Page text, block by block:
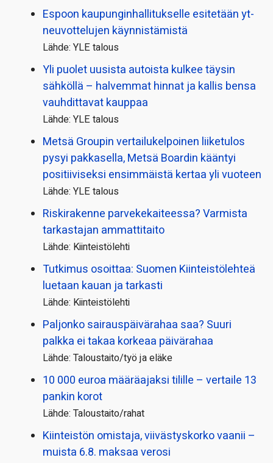
Espoon kaupungin­hallitukselle esitetään yt-
neuvottelujen käynnistämistä
Lähde: YLE talous
Yli puolet uusista autoista kulkee täysin
sähköllä – halvemmat hinnat ja kallis bensa
vauhdittavat kauppaa
Lähde: YLE talous
Metsä Groupin vertailu­kelpoinen liiketulos
pysyi pakkasella, Metsä Boardin kääntyi
positiiviseksi ensimmäistä kertaa yli vuoteen
Lähde: YLE talous
Riskirakenne parvekekaiteessa? Varmista
tarkastajan ammattitaito
Lähde: Kiinteistölehti
Tutkimus osoittaa: Suomen Kiinteistölehteä
luetaan kauan ja tarkasti
Lähde: Kiinteistölehti
Paljonko sairauspäivä­rahaa saa? Suuri
palkka ei takaa korkeaa päivärahaa
Lähde: Taloustaito/työ ja eläke
10 000 euroa määräajaksi tilille – vertaile 13
pankin korot
Lähde: Taloustaito/rahat
Kiinteistön omistaja, viivästyskorko vaanii –
muista 6.8. maksaa verosi